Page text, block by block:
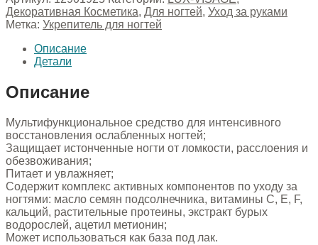
Декоративная Косметика, Для ногтей, Уход за руками
Метка: Укрепитель для ногтей
Описание
Детали
Описание
Мультифункциональное средство для интенсивного
восстановления ослабленных ногтей;
Защищает истонченные ногти от ломкости, расслоения и
обезвоживания;
Питает и увлажняет;
Содержит комплекс активных компонентов по уходу за
ногтями: масло семян подсолнечника, витамины С, Е, F,
кальций, растительные протеины, экстракт бурых
водорослей, ацетил метионин;
Может использоваться как база под лак.